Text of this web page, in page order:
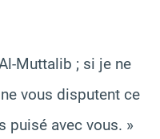
Al-Muttalib ; si je ne
vous disputent ce
puisé avec vous. »